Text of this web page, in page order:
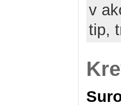
v
tip,